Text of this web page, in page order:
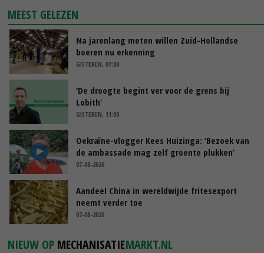
MEEST GELEZEN
Na jarenlang meten willen Zuid-Hollandse
boeren nu erkenning
GISTEREN, 07:00
‘De droogte begint ver voor de grens bij
Lobith’
GISTEREN, 11:00
Oekraïne-vlogger Kees Huizinga: ‘Bezoek van
de ambassade mag zelf groente plukken’
07-08-2026
Aandeel China in wereldwijde fritesexport
neemt verder toe
07-08-2026
NIEUW OP MECHANISATIEMARKT.NL